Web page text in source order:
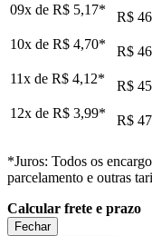
09x de R$ 5,17*
R$
10x de R$ 4,70*
R$
11x de R$ 4,12*
R$
12x de R$ 3,99* R$
*Juros: Todos os
parcelamento e outras
Calcular frete e prazo
Fechar